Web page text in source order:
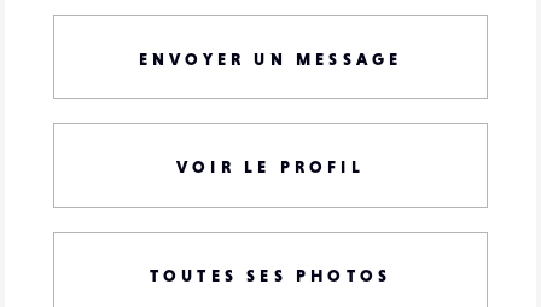
ENVOYER UN MESSAGE
VOIR LE PROFIL
TOUTES SES PHOTOS